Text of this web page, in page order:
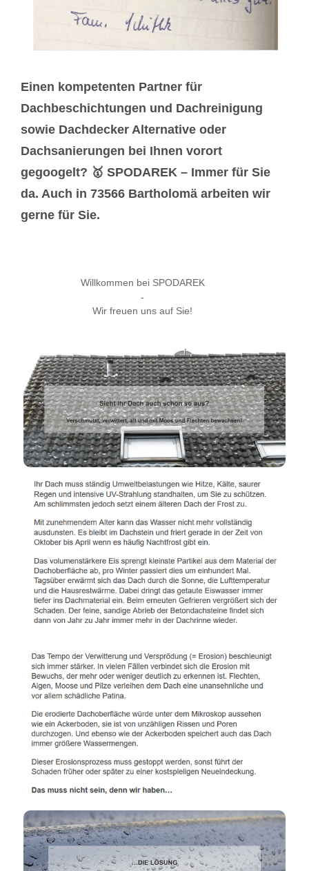
Einen kompetenten Partner für
Dachbeschichtungen und Dachreinigung
sowie Dachdecker Alternative oder
Dachsanierungen bei Ihnen vorort
gegoogelt? 🥇 SPODAREK – Immer für Sie
da. Auch in 73566 Bartholomä arbeiten wir
gerne für Sie.
Willkommen bei SPODAREK
-
Wir freuen uns auf Sie!